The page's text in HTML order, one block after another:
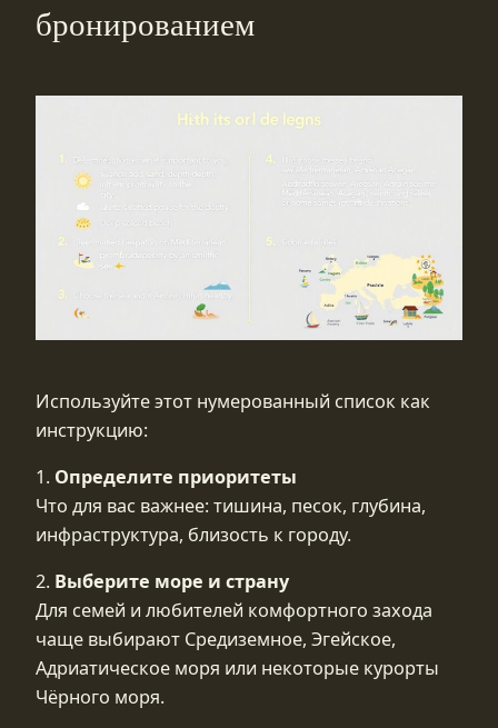
бронированием
Используйте этот нумерованный список как
инструкцию:
1. Определите приоритеты
Что для вас важнее: тишина, песок, глубина,
инфраструктура, близость к городу.
2. Выберите море и страну
Для семей и любителей комфортного захода
чаще выбирают Средиземное, Эгейское,
Адриатическое моря или некоторые курорты
Чёрного моря.